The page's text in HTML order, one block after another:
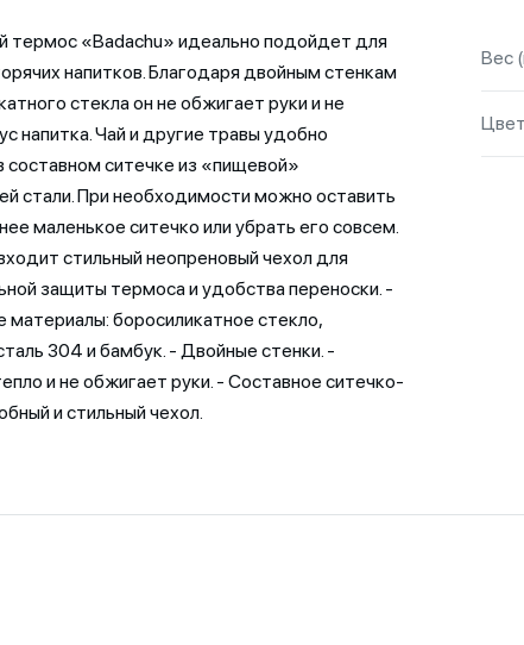
термос «Badachu» идеально подойдет для
напитков. Благодаря двойным стенкам
стекла он не обжигает руки и не
напитка. Чай и другие травы удобно
составном ситечке из «пищевой»
стали. При необходимости можно оставить
маленькое ситечко или убрать его совсем.
стильный неопреновый чехол для
защиты термоса и удобства переноски. -
материалы: боросиликатное стекло,
304 и бамбук. - Двойные стенки. -
и не обжигает руки. - Составное ситечко-
и стильный чехол.
Вес